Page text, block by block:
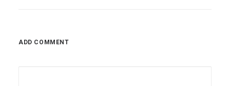
ADD COMMENT